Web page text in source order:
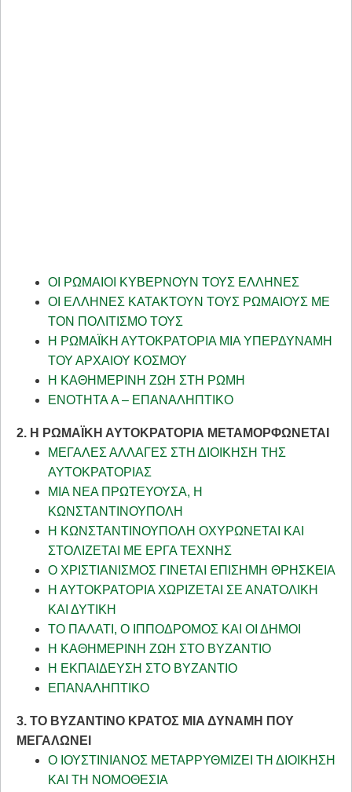
ΟΙ ΡΩΜΑΙΟΙ ΚΥΒΕΡΝΟΥΝ ΤΟΥΣ ΕΛΛΗΝΕΣ
ΟΙ ΕΛΛΗΝΕΣ ΚΑΤΑΚΤΟΥΝ ΤΟΥΣ ΡΩΜΑΙΟΥΣ ΜΕ
ΤΟΝ ΠΟΛΙΤΙΣΜΟ ΤΟΥΣ
Η ΡΩΜΑΪΚΗ ΑΥΤΟΚΡΑΤΟΡΙΑ ΜΙΑ ΥΠΕΡΔΥΝΑΜΗ
ΤΟΥ ΑΡΧΑΙΟΥ ΚΟΣΜΟΥ
Η ΚΑΘΗΜΕΡΙΝΗ ΖΩΗ ΣΤΗ ΡΩΜΗ
ENOTHTA Α – ΕΠΑΝΑΛΗΠΤΙΚΟ
2. Η ΡΩΜΑΪΚΗ ΑΥΤΟΚΡΑΤΟΡΙΑ ΜΕΤΑΜΟΡΦΩΝΕΤΑΙ
ΜΕΓΑΛΕΣ ΑΛΛΑΓΕΣ ΣΤΗ ΔΙΟΙΚΗΣΗ ΤΗΣ
ΑΥΤΟΚΡΑΤΟΡΙΑΣ
ΜΙΑ ΝΕΑ ΠΡΩΤΕΥΟΥΣΑ, Η
ΚΩΝΣΤΑΝΤΙΝΟΥΠΟΛΗ
Η ΚΩΝΣΤΑΝΤΙΝΟΥΠΟΛΗ ΟΧΥΡΩΝΕΤΑΙ ΚΑΙ
ΣΤΟΛΙΖΕΤΑΙ ΜΕ ΕΡΓΑ ΤΕΧΝΗΣ
Ο ΧΡΙΣΤΙΑΝΙΣΜΟΣ ΓΙΝΕΤΑΙ ΕΠΙΣΗΜΗ ΘΡΗΣΚΕΙΑ
Η ΑΥΤΟΚΡΑΤΟΡΙΑ ΧΩΡΙΖΕΤΑΙ ΣΕ ΑΝΑΤΟΛΙΚΗ
ΚΑΙ ΔΥΤΙΚΗ
ΤΟ ΠΑΛΑΤΙ, Ο ΙΠΠΟΔΡΟΜΟΣ ΚΑΙ ΟΙ ΔΗΜΟΙ
Η ΚΑΘΗΜΕΡΙΝΗ ΖΩΗ ΣΤΟ ΒΥΖΑΝΤΙΟ
Η ΕΚΠΑΙΔΕΥΣΗ ΣΤΟ ΒΥΖΑΝΤΙΟ
ΕΠΑΝΑΛΗΠΤΙΚΟ
3. ΤΟ ΒΥΖΑΝΤΙΝΟ ΚΡΑΤΟΣ ΜΙΑ ΔΥΝΑΜΗ ΠΟΥ
ΜΕΓΑΛΩΝΕΙ
Ο ΙΟΥΣΤΙΝΙΑΝΟΣ ΜΕΤΑΡΡΥΘΜΙΖΕΙ ΤΗ ΔΙΟΙΚΗΣΗ
ΚΑΙ ΤΗ ΝΟΜΟΘΕΣΙΑ